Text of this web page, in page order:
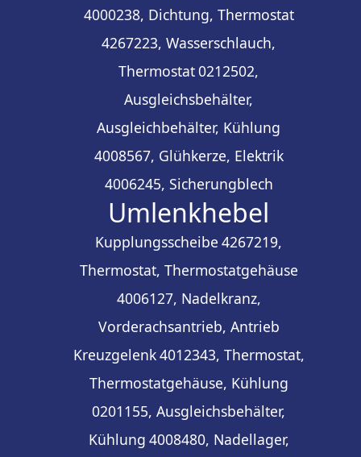
4000238, Dichtung, Thermostat
4267223, Wasserschlauch,
Thermostat0212502,
Ausgleichsbehälter,
Ausgleichbehälter, Kühlung
4008567, Glühkerze, Elektrik
4006245, Sicherungblech
Umlenkhebel
Kupplungsscheibe 4267219,
Thermostat, Thermostatgehäuse
4006127, Nadelkranz,
Vorderachsantrieb, Antrieb
Kreuzgelenk4012343, Thermostat,
Thermostatgehäuse, Kühlung
0201155, Ausgleichsbehälter,
Kühlung 4008480, Nadellager,